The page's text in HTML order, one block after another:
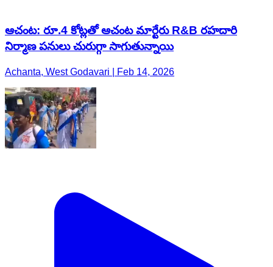
ఆచంట: రూ.4 కోట్లతో ఆచంట మార్టేరు R&B రహదారి
నిర్మాణ పనులు చురుగ్గా సాగుతున్నాయి
Achanta, West Godavari | Feb 14, 2026